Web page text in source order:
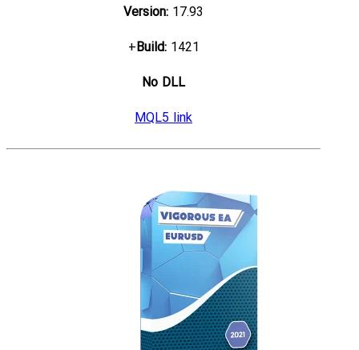
Version: 17.93
Build:1421+
No DLL
MQL5 link